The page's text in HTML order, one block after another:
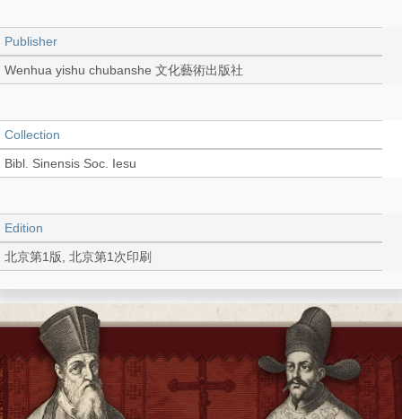
Publisher
Wenhua yishu chubanshe 文化藝術出版社
Collection
Bibl. Sinensis Soc. Iesu
Edition
北京第1版, 北京第1次印刷
Language
Chinese 中文[簡體]
Record_type